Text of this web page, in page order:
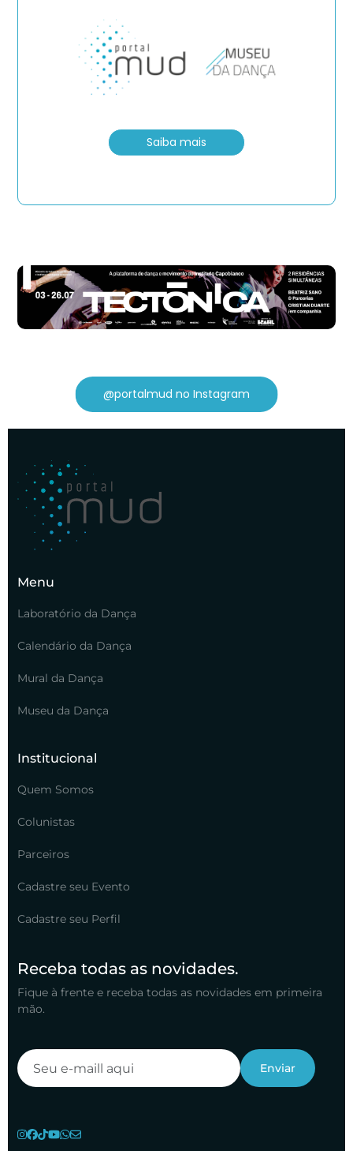
Saiba mais
@portalmud no Instagram
Menu
Laboratório da Dança
Calendário da Dança
Mural da Dança
Museu da Dança
Institucional
Quem Somos
Colunistas
Parceiros
Cadastre seu Evento
Cadastre seu Perfil
Receba todas as novidades.
Fique à frente e receba todas as novidades em primeira
mão.